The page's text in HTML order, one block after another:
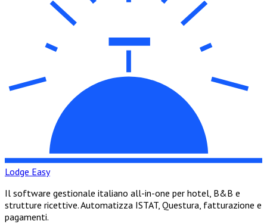
Lodge Easy
Il software gestionale italiano all-in-one per hotel, B&B e
strutture ricettive. Automatizza ISTAT, Questura, fatturazione e
pagamenti.